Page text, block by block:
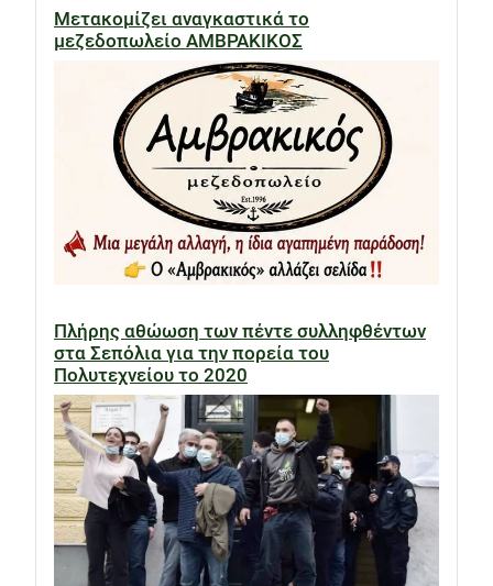
Μετακομίζει αναγκαστικά το
μεζεδοπωλείο ΑΜΒΡΑΚΙΚΟΣ
Πλήρης αθώωση των πέντε συλληφθέντων
στα Σεπόλια για την πορεία του
Πολυτεχνείου το 2020